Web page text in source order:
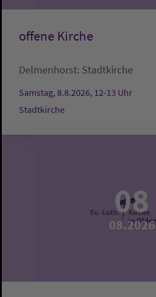
offene Kirche
Delmenhorst: Stadtkirche
Samstag, 8.8.2026, 12-13 Uhr
Stadtkirche
08
08.2026